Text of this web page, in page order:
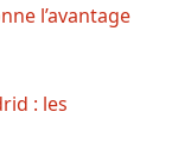
l’avantage
: les